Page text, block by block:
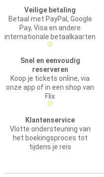
Veilige betaling
Betaal met PayPal, Google
Pay, Visa en andere
internationale betaalkaarten
Snel en eenvoudig
reserveren
Koop je tickets online, via
onze app of in een shop van
Flix
Klantenservice
Vlotte ondersteuning van
het boekingsproces tot
tijdens je reis